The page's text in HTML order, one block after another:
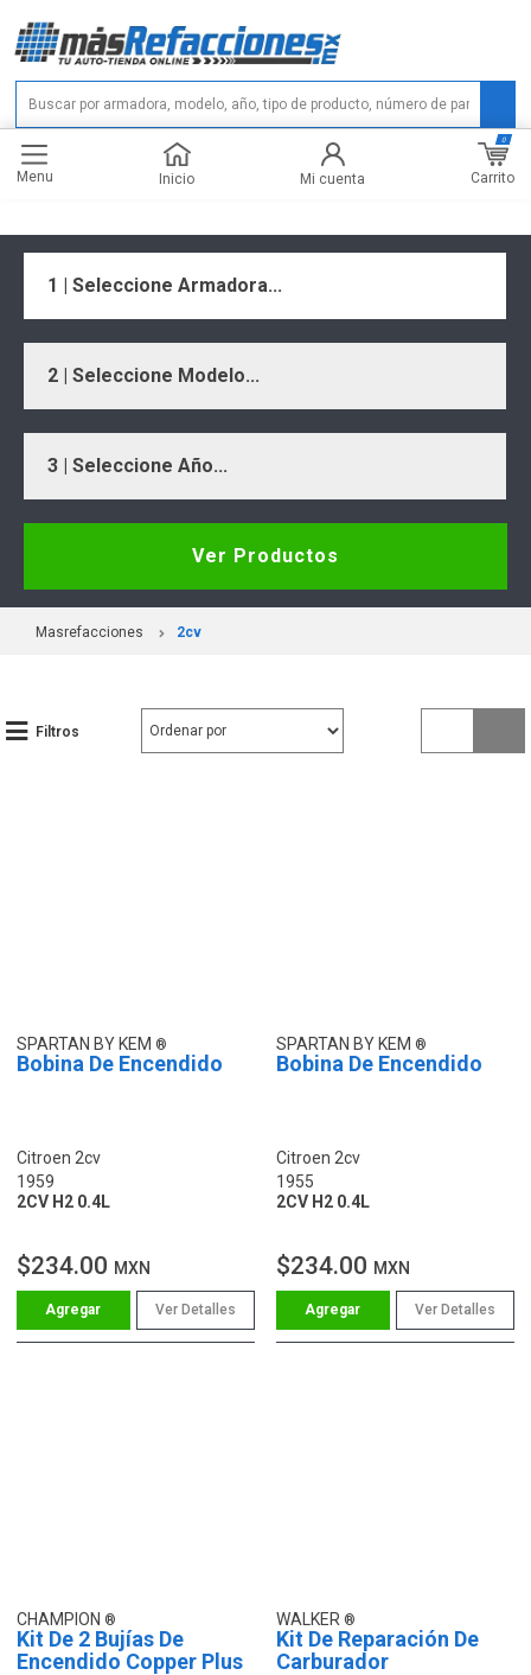
Menu Inicio Mi cuenta Carrito
0
1 | Seleccione Armadora...
2 | Seleccione Modelo...
3 | Seleccione Año...
Ver Productos
Masrefacciones 2cv
Filtros
SPARTAN BY KEM
Bobina De Encendido
Citroen 2cv
1959
2CV H2 0.4L
$234.00 MXN
Ver Detalles
SPARTAN BY KEM
Bobina De Encendido
Citroen 2cv
1955
2CV H2 0.4L
$234.00 MXN
Ver Detalles
CHAMPION
Kit De 2 Bujías De
Encendido Copper Plus
WALKER
Kit De Reparación De
Carburador